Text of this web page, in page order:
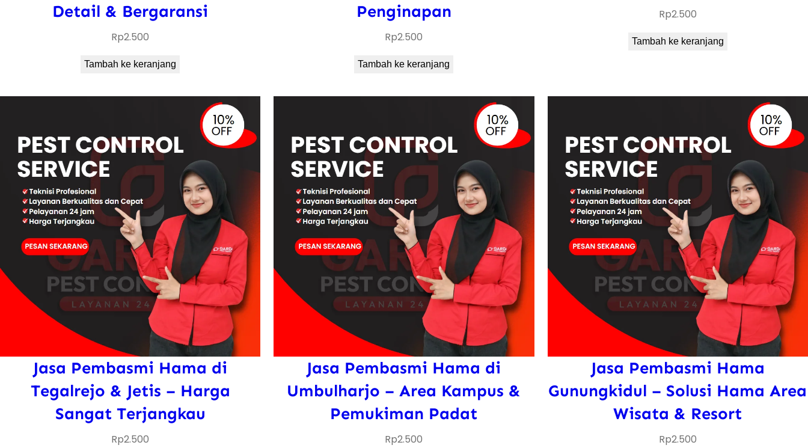
Detail & Bergaransi
Rp2.500
Tambah ke keranjang
Penginapan
Rp2.500
Tambah ke keranjang
Rp2.500
Tambah ke keranjang
Jasa Pembasmi Hama di
Tegalrejo & Jetis – Harga
Sangat Terjangkau
Rp2.500
Jasa Pembasmi Hama di
Umbulharjo – Area Kampus &
Pemukiman Padat
Rp2.500
Jasa Pembasmi Hama
Gunungkidul – Solusi Hama Area
Wisata & Resort
Rp2.500